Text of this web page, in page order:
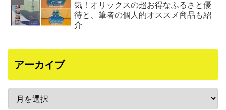
気！オリックスの超お得なふるさと優
待と、筆者の個人的オススメ商品も紹
介
アーカイブ